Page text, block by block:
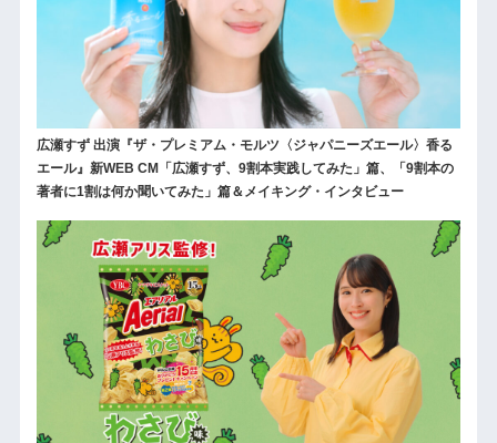
広瀬すず 出演『ザ・プレミアム・モルツ〈ジャパニーズエール〉香る
エール』新WEB CM「広瀬すず、9割本実践してみた」篇、「9割本の
著者に1割は何か聞いてみた」篇＆メイキング・インタビュー